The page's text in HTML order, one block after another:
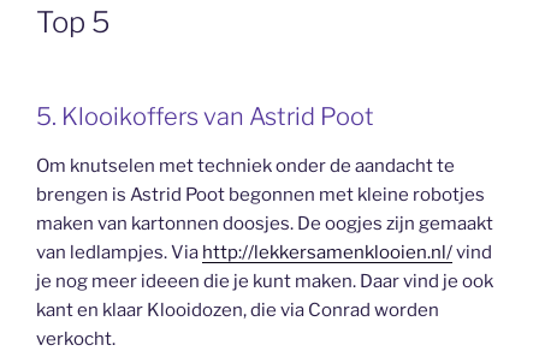
Top 5
5. Klooikoffers van Astrid Poot
Om knutselen met techniek onder de aandacht te
brengen is Astrid Poot begonnen met kleine robotjes
maken van kartonnen doosjes. De oogjes zijn gemaakt
van ledlampjes. Via http://lekkersamenklooien.nl/vind
je nog meer ideeen die je kunt maken. Daar vind je ook
kant en klaar Klooidozen, die via Conrad worden
verkocht.